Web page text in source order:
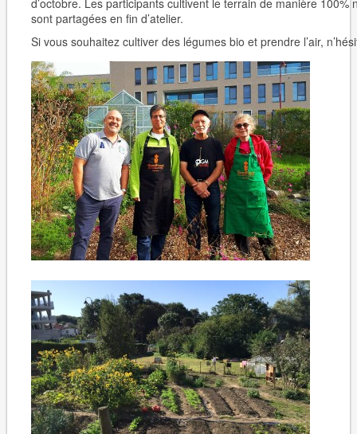
d’octobre. Les participants cultivent le terrain de manière
sont partagées en fin d’atelier.
Si vous souhaitez cultiver des légumes bio et prendre l’air,